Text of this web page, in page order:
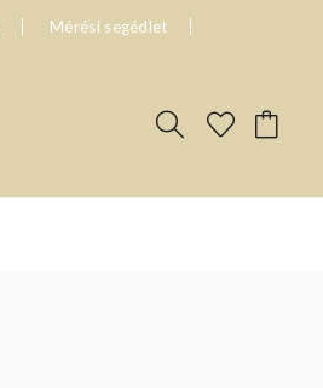
Mérési segédlet